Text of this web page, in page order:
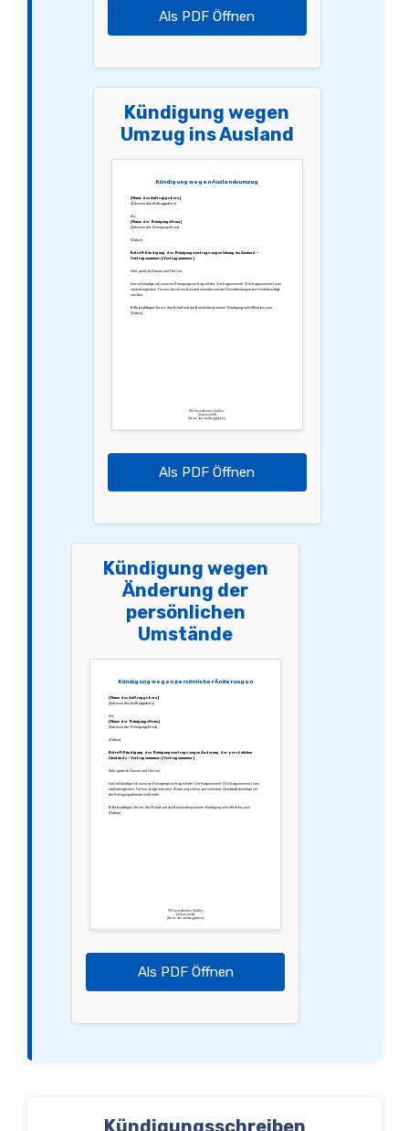
Als PDF Öffnen
Kündigung wegen
Umzug ins Ausland
Kündigung wegen Auslandsumzug
[Name des Auftraggebers]
[Adresse des Auftraggebers]
An:
[Name der Reinigungsfirma]
[Adresse der Reinigungsfirma]
[Datum]
Betreff: Kündigung des Reinigungsvertrags wegen Umzug ins Ausland –
Vertragsnummer: [Vertragsnummer]
Sehr geehrte Damen und Herren,
hiermit kündige ich unseren Reinigungsvertrag mit der Vertragsnummer [Vertragsnummer] zum
nächstmöglichen Termin, da ich ins Ausland umziehe und die Dienstleistungen dort nicht benötigt
werden.
Bitte bestätigen Sie mir den Erhalt und die Bearbeitung meiner Kündigung schriftlich bis zum
[Datum].
Mit freundlichen Grüßen,
[Unterschrift]
[Name des Auftraggebers]
Als PDF Öffnen
Kündigung wegen
Änderung der
persönlichen
Umstände
Kündigung wegen persönlicher Änderungen
[Name des Auftraggebers]
[Adresse des Auftraggebers]
An:
[Name der Reinigungsfirma]
[Adresse der Reinigungsfirma]
[Datum]
Betreff: Kündigung des Reinigungsvertrags wegen Änderung der persönlichen
Umstände – Vertragsnummer: [Vertragsnummer]
Sehr geehrte Damen und Herren,
hiermit kündige ich unseren Reinigungsvertrag mit der Vertragsnummer [Vertragsnummer] zum
nächstmöglichen Termin. Aufgrund einer Änderung meiner persönlichen Umstände benötige ich
die Reinigungsdienste nicht mehr.
Bitte bestätigen Sie mir den Erhalt und die Bearbeitung meiner Kündigung schriftlich bis zum
[Datum].
Mit freundlichen Grüßen,
[Unterschrift]
[Name des Auftraggebers]
Als PDF Öffnen
Kündigungsschreiben